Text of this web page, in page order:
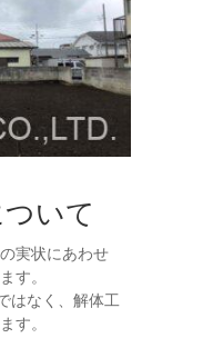
いて
実状にあわせ
す。
はなく、解体工
す。